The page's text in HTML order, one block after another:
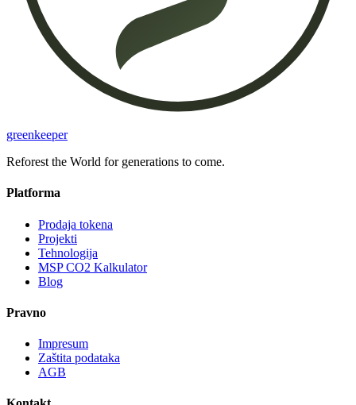
greenkeeper
Reforest the World for generations to come.
Platforma
Prodaja tokena
Projekti
Tehnologija
MSP CO2 Kalkulator
Blog
Pravno
Impresum
Zaštita podataka
AGB